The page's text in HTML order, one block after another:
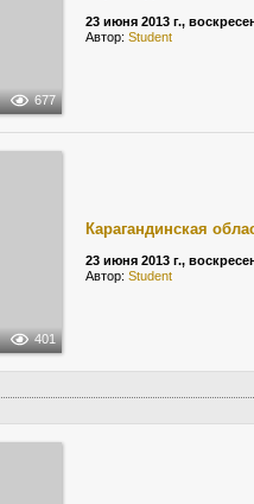
677
23 июня 2013 г.,
Автор: Student
401
Карагандинская
23 июня 2013 г.,
Автор: Student